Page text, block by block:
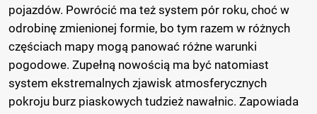
pojazdów. Powrócić ma też system pór roku, choć w
odrobinę zmienionej formie, bo tym razem w różnych
częściach mapy mogą panować różne warunki
pogodowe. Zupełną nowością ma być natomiast
system ekstremalnych zjawisk atmosferycznych
pokroju burz piaskowych tudzież nawałnic. Zapowiada